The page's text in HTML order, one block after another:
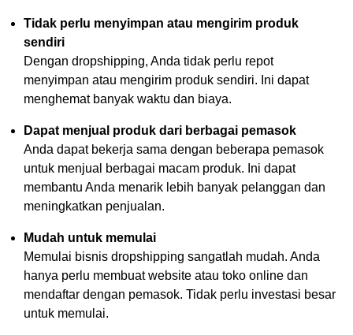
Tidak perlu menyimpan atau mengirim produk
sendiri
Dengan dropshipping, Anda tidak perlu repot
menyimpan atau mengirim produk sendiri. Ini dapat
menghemat banyak waktu dan biaya.
Dapat menjual produk dari berbagai pemasok
Anda dapat bekerja sama dengan beberapa pemasok
untuk menjual berbagai macam produk. Ini dapat
membantu Anda menarik lebih banyak pelanggan dan
meningkatkan penjualan.
Mudah untuk memulai
Memulai bisnis dropshipping sangatlah mudah. Anda
hanya perlu membuat website atau toko online dan
mendaftar dengan pemasok. Tidak perlu investasi besar
untuk memulai.